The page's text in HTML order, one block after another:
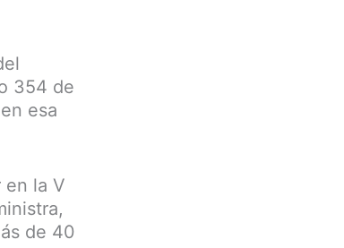
354 de
esa
en la V
de 40